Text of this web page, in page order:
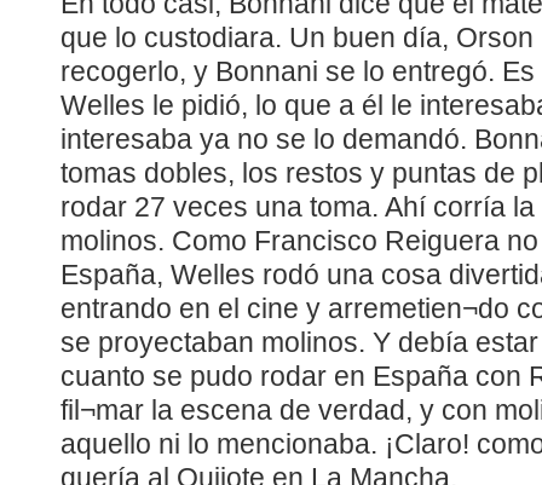
que lo custodiara. Un buen día,
recogerlo, y Bonnani se lo entregó.
Welles le pidió, lo que a él le
interesaba ya no se lo demandó.
tomas dobles, los restos y puntas de
rodar 27 veces una toma. Ahí corría
molinos. Como Francisco Reiguera
España, Welles rodó una cosa
entrando en el cine y arremetien¬do
se proyectaban molinos. Y debía
cuanto se pudo rodar en España con
fil¬mar la escena de verdad, y con
aquello ni lo mencionaba. ¡Claro!
quería al Quijote en La Mancha.